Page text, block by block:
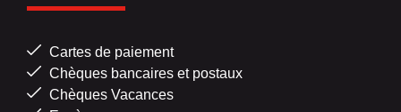
Cartes de paiement
Chèques bancaires et postaux
Chèques Vacances